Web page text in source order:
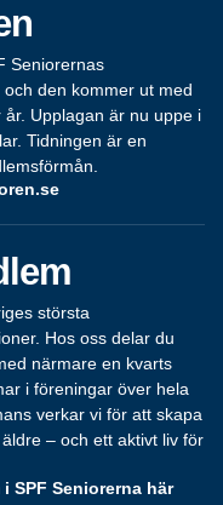
Seniorernas
den kommer ut med
år. Upplagan är nu uppe i
Tidningen är en
största
Hos oss delar du
närmare en kvarts
i föreningar över hela
verkar vi för att skapa
– och ett aktivt liv för
i SPF Seniorerna här